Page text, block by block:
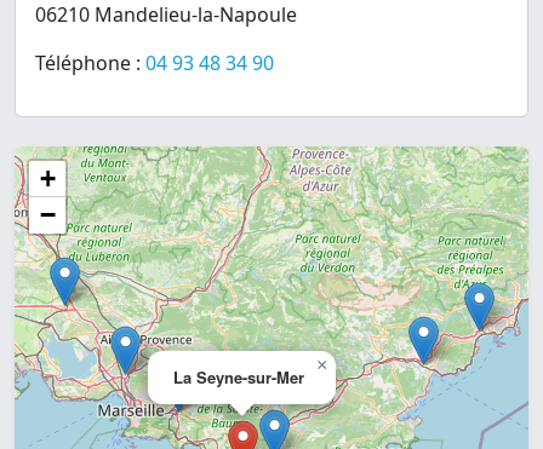
06210 Mandelieu-la-Napoule
Téléphone : 04 93 48 34 90
La Seyne-sur-Mer
×
+
−